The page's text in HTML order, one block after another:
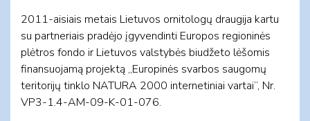
2011-aisiais metais Lietuvos ornitologų draugija kartu
su partneriais pradėjo įgyvendinti Europos regioninės
plėtros fondo ir Lietuvos valstybės biudžeto lėšomis
finansuojamą projektą „Europinės svarbos saugomų
teritorijų tinklo NATURA 2000 internetiniai vartai”, Nr.
VP3-1.4-AM-09-K-01-076.